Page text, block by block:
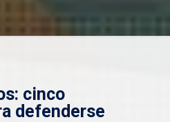
cinco
defenderse